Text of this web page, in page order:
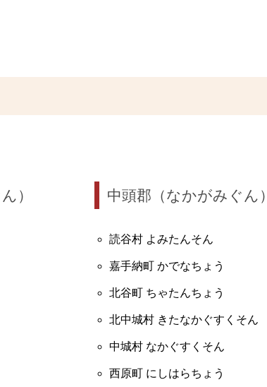
） 中頭郡（なかがみぐん）
読谷村 よみたんそん
嘉手納町 かでなちょう
北谷町 ちゃたんちょう
北中城村 きたなかぐすくそん
中城村 なかぐすくそん
西原町 にしはらちょう